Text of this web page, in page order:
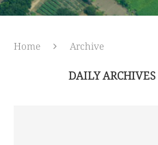
Home Archive
DAILY ARCHIVES